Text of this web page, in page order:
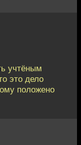
учтёным
это дело
положено